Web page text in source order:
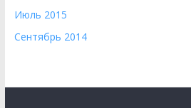
Июль 2015
Сентябрь 2014